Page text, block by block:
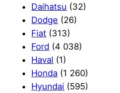
Daihatsu (32)
Dodge (26)
Fiat (313)
Ford (4 038)
Haval (1)
Honda (1 260)
Hyundai (595)